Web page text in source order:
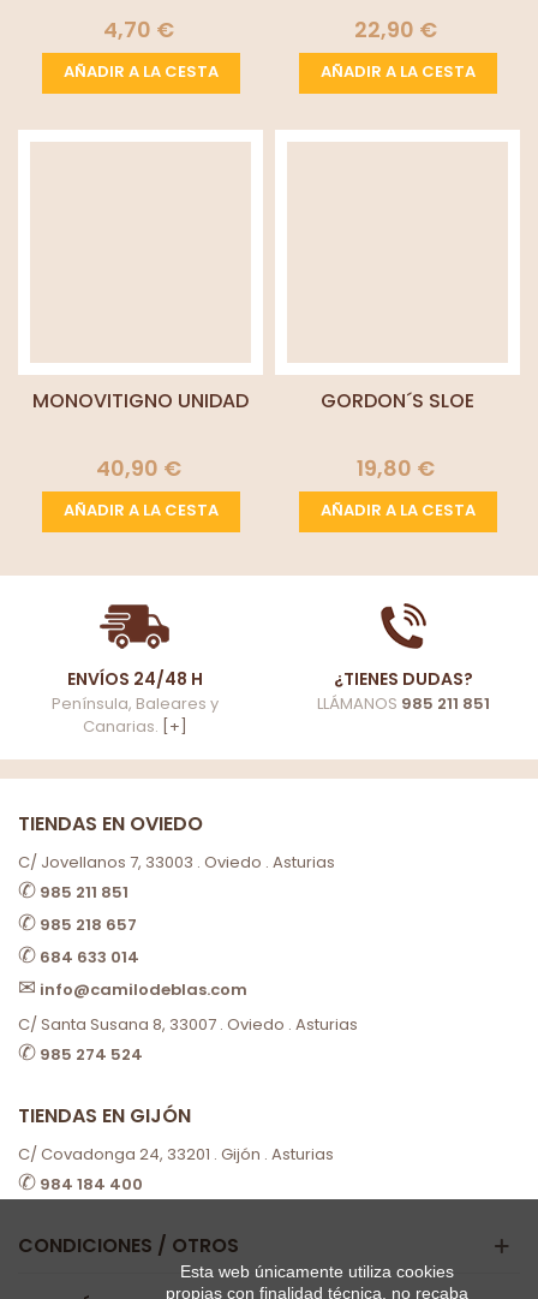
4,70 €
AÑADIR A LA CESTA
22,90 €
AÑADIR A LA CESTA
MONOVITIGNO UNIDAD
40,90 €
AÑADIR A LA CESTA
GORDON´S SLOE
19,80 €
AÑADIR A LA CESTA
ENVÍOS 24/48 H
Península, Baleares y
Canarias. [+]
¿TIENES DUDAS?
LLÁMANOS 985 211 851
Esta web únicamente utiliza cookies
propias con finalidad técnica, no recaba
TIENDAS EN OVIEDO
C/ Jovellanos 7, 33003 . Oviedo . Asturias
✆ 985 211 851
✆ 985 218 657
✆ 684 633 014
✉ info@camilodeblas.com
C/ Santa Susana 8, 33007 . Oviedo . Asturias
✆ 985 274 524
TIENDAS EN GIJÓN
C/ Covadonga 24, 33201 . Gijón . Asturias
✆ 984 184 400
CONDICIONES / OTROS